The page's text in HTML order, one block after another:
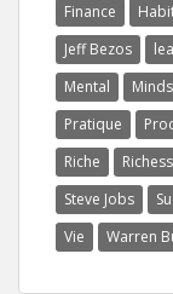
Finance
Jeff Bezos
Mental
Pratique
Riche
Steve Jobs
Vie
Warren